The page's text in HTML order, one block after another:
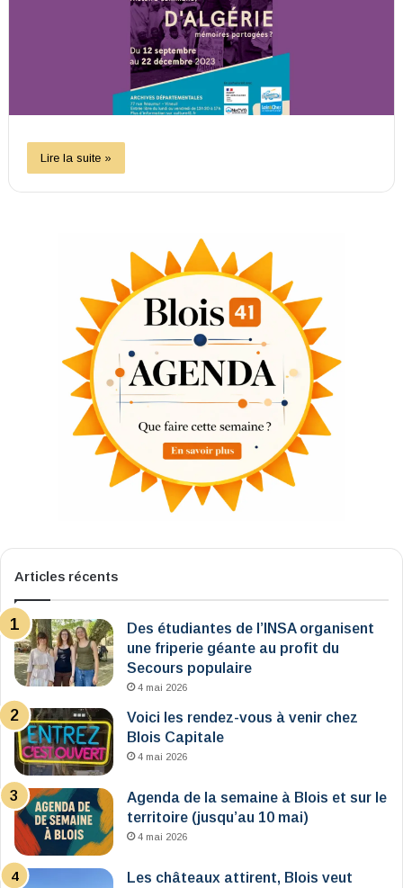
Lire la suite »
Articles récents
Des étudiantes de l’INSA organisent
une friperie géante au profit du
Secours populaire
4 mai 2026
Voici les rendez-vous à venir chez
Blois Capitale
4 mai 2026
Agenda de la semaine à Blois et sur le
territoire (jusqu’au 10 mai)
4 mai 2026
Les châteaux attirent, Blois veut